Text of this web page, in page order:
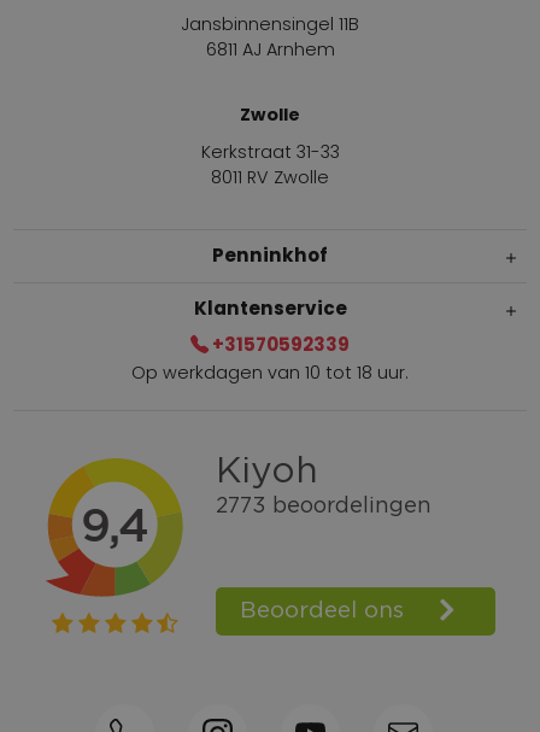
Jansbinnensingel 11B
6811 AJ Arnhem
Zwolle
Kerkstraat 31-33
8011 RV Zwolle
Penninkhof
Gratis verzending vanaf € 100,=
Bel +31570592339
Spaarpunten
Shop the Look
Telefonisch bestellen ook mogelijk
Klantenservice
+31570592339
Op werkdagen van 10 tot 18 uur.